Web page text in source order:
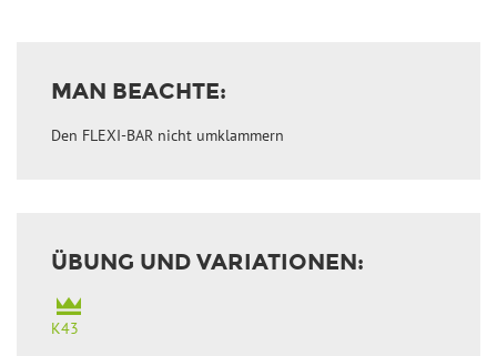
MAN BEACHTE:
Den FLEXI-BAR nicht umklammern
ÜBUNG UND VARIATIONEN:
K43